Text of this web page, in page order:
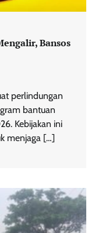
Bansos
perlindungan
bantuan
Kebijakan ini
menjaga […]